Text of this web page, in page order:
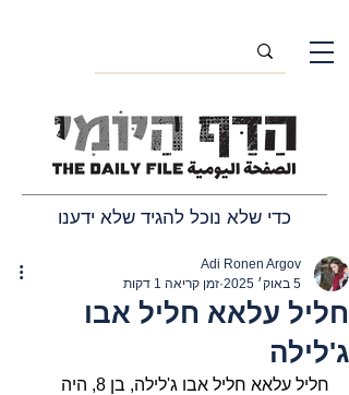
כדי שלא נוכל להגיד שלא ידענו
חליל עלאא חליל אבו
ג'לילה
Adi Ronen Argov
5 באוק׳ 2025
זמן קריאה 1 דקות
חליל עלאא חליל אבו ג'לילה, בן 8, היה